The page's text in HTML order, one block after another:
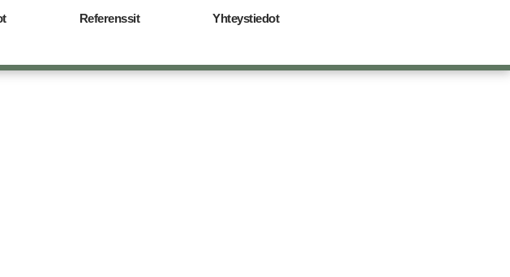
Referenssit Yhteystiedot